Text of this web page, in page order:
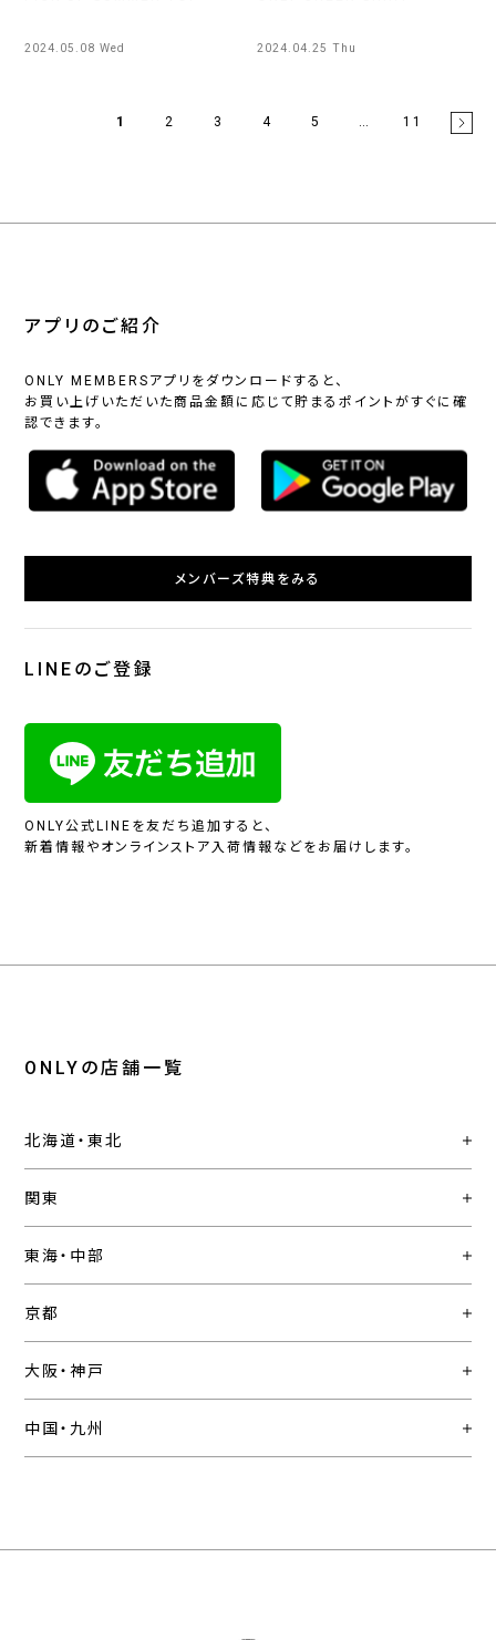
2024.05.08 Wed 2024.04.25 Thu
1 2 3 4 5 … 11
アプリのご紹介
ONLY MEMBERSアプリをダウンロードすると、
お買い上げいただいた商品金額に応じて貯まるポイントがすぐに確
認できます。
メンバーズ特典をみる
LINEのご登録
ONLY公式LINEを友だち追加すると、
新着情報やオンラインストア入荷情報などをお届けします。
ONLYの店舗一覧
北海道・東北
関東
東海・中部
京都
大阪・神戸
中国・九州